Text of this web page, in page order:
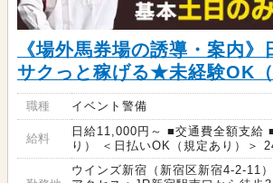
《場外馬券場の誘導・案内》
サクっと稼げる★未経験OK（
職種 イベント警備
給料
日給11,000円～ ■交通費全額支給
り） ＜日払いOK（規定あり）＞
ウインズ新宿（新宿区新宿4-2-11）